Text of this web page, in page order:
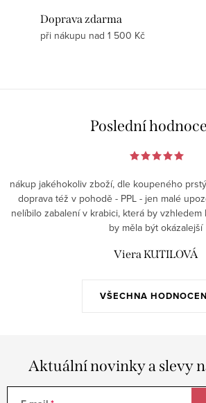
Doprava zdarma
při nákupu nad 1 500 Kč
Poslední
VŠECHNA
nákup jakéhokoliv zboží, dle koupeného
doprava též v pohodě - PPL - jen malé
nelíbilo zabalení v krabici, která by
by měla být okázalejší
Viera KUTILOVÁ
Aktuální novinky a slevy